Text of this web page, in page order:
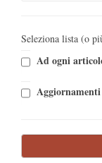
Seleziona lista (o
Ad ogni